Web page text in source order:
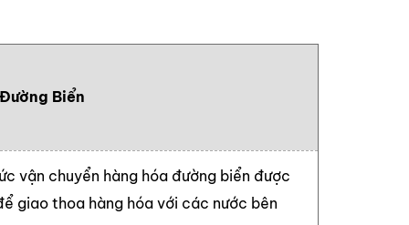
Biển
vận chuyển hàng hóa đường biển được
giao thoa hàng hóa với các nước bên